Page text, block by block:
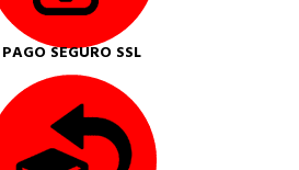
PAGO SEGURO SSL